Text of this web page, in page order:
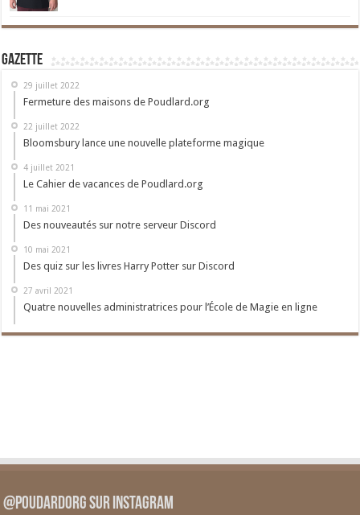
Gazette
29 juillet 2022
Fermeture des maisons de Poudlard.org
22 juillet 2022
Bloomsbury lance une nouvelle plateforme magique
4 juillet 2021
Le Cahier de vacances de Poudlard.org
11 mai 2021
Des nouveautés sur notre serveur Discord
10 mai 2021
Des quiz sur les livres Harry Potter sur Discord
27 avril 2021
Quatre nouvelles administratrices pour l’École de Magie en ligne
@PoudardOrg sur Instagram